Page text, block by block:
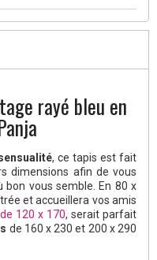
rayé bleu en
, ce tapis est fait
dimensions afin de vous
bon vous semble. En 80 x
et accueillera vos amis
120 x 170, serait parfait
de 160 x 230 et 200 x 290